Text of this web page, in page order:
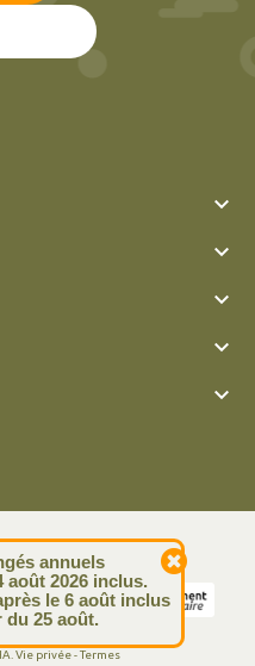





| 2026
Vie privée-Termes
annuels
août 2026 inclus.
le 6 août inclus
du 25 août.